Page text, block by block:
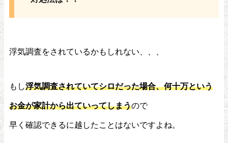
浮気調査をされているかもしれない、、、
もし浮気調査されていてシロだった場合、何十万という
お金が家計から出ていってしまうので
早く確認できるに越したことはないですよね。